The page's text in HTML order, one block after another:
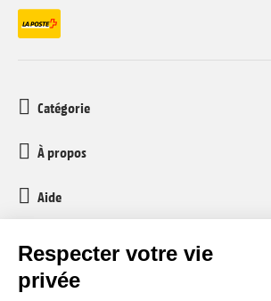
Catégorie
À propos
Aide
media-markt-refurbished@recommerce.com